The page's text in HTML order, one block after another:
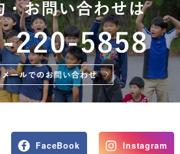
FaceBook Instagram